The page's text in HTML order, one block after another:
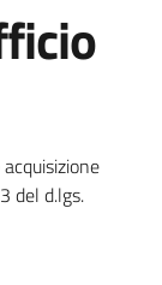
del d.lgs.